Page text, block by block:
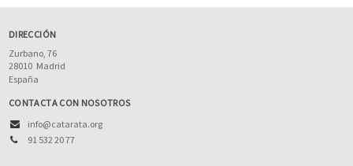
DIRECCIÓN
Zurbano, 76
28010 Madrid
España
CONTACTA CON NOSOTROS
info@catarata.org
91 532 20 77